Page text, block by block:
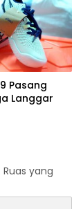
Pasang
Langgar
Ruas yang